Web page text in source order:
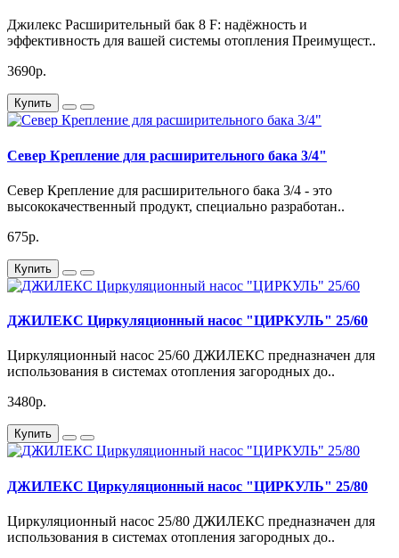
Джилекс Расширительный бак 8 F: надёжность и
эффективность для вашей системы отопления Преимущест..
3690р.
Купить
Север Крепление для расширительного бака 3/4"
Север Крепление для расширительного бака 3/4 - это
высококачественный продукт, специально разработан..
675р.
Купить
ДЖИЛЕКС Циркуляционный насос "ЦИРКУЛЬ" 25/60
Циркуляционный насос 25/60 ДЖИЛЕКС предназначен для
использования в системах отопления загородных до..
3480р.
Купить
ДЖИЛЕКС Циркуляционный насос "ЦИРКУЛЬ" 25/80
Циркуляционный насос 25/80 ДЖИЛЕКС предназначен для
использования в системах отопления загородных до..